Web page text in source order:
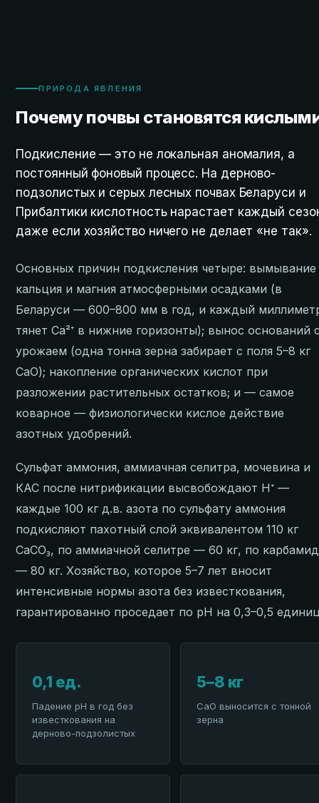
ПРИРОДА ЯВЛЕНИЯ
Почему почвы становятся
Подкисление — это не локальная аномалия, а
постоянный фоновый процесс. На дерново-
подзолистых и серых лесных почвах Беларуси и
Прибалтики кислотность нарастает каждый
даже если хозяйство ничего не делает «не так».
Основных причин подкисления четыре: вымывание
кальция и магния атмосферными осадками (в
Беларуси — 600–800 мм в год, и каждый
тянет Ca²⁺ в нижние горизонты); вынос оснований
урожаем (одна тонна зерна забирает с поля 5–8 кг
CaO); накопление органических кислот при
разложении растительных остатков; и — самое
коварное — физиологически кислое действие
азотных удобрений.
Сульфат аммония, аммиачная селитра, мочевина и
КАС после нитрификации высвобождают H⁺ —
каждые 100 кг д.в. азота по сульфату аммония
подкисляют пахотный слой эквивалентом 110 кг
CaCO₃, по аммиачной селитре — 60 кг, по
— 80 кг. Хозяйство, которое 5–7 лет вносит
интенсивные нормы азота без известкования,
гарантированно проседает по pH на 0,3–0,5
0,1 ед.
Падение pH в год без
известкования на
дерново-подзолистых
5–8 кг
CaO выносится с тонной
зерна